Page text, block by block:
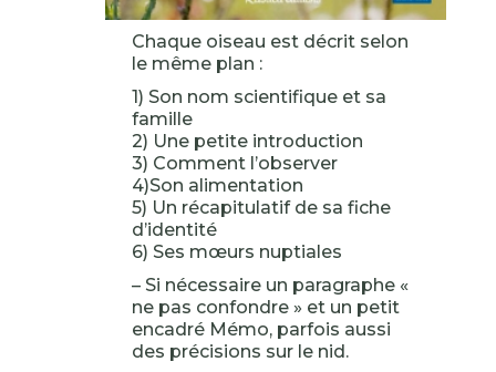
Chaque oiseau est décrit selon
le même plan :
1) Son nom scientifique et sa
famille
2) Une petite introduction
3) Comment l’observer
4)Son alimentation
5) Un récapitulatif de sa fiche
d’identité
6) Ses mœurs nuptiales
– Si nécessaire un paragraphe «
ne pas confondre » et un petit
encadré Mémo, parfois aussi
des précisions sur le nid.